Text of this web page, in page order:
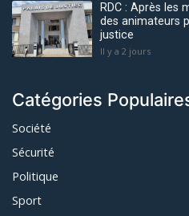
RDC : Après les
des animateurs
justice
Il y a 2 jours
Catégories
Société
Sécurité
Politique
Sport